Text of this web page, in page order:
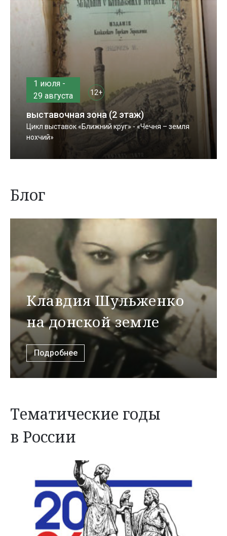
1 июля -
29 августа
12+
выставочная зона (2 этаж)
Цикл выставок «Ближний круг» - «Чечня – земля
нохчий»
Блог
Клавдия Шульженко
на донской земле
Подробнее
Тематические годы
в России